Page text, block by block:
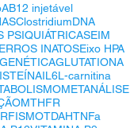
B12 injetável
ClostridiumDNA
PSIQUIÁTRICASEIM
ERROS INATOSEixo HPA
GENÉTICAGLUTATIONA
IL6L-carnitina
METANÁLISE
MTHFR
TDAHTNFa